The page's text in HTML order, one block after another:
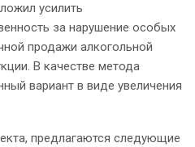
усилить
за нарушение особых
продажи алкогольной
В качестве метода
вариант в виде увеличения
предлагаются следующие